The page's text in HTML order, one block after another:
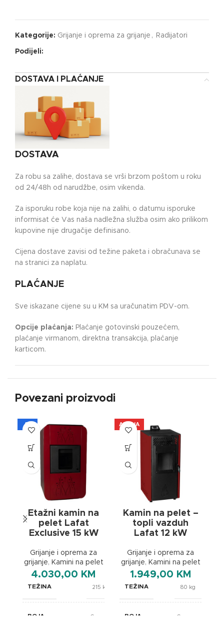
Kategorije: Grijanje i oprema za grijanje , Radijatori
Podijeli:
DOSTAVA I PLAĆANJE
DOSTAVA
Za robu sa zalihe, dostava se vrši brzom poštom u roku
od 24/48h od narudžbe, osim vikenda.
Za isporuku robe koja nije na zalihi, o datumu isporuke
informisat će Vas naša nadležna služba osim ako prilikom
kupovine nije drugačije definisano.
Cijena dostave zavisi od težine paketa i obračunava se
na stranici za naplatu.
PLAĆANJE
Sve iskazane cijene su u KM sa uračunatim PDV-om.
Opcije plaćanja: Plaćanje gotovinski pouzećem,
plaćanje virmanom, direktna transakcija, plaćanje
karticom.
Povezani proizvodi
A+
Etažni kamin na
pelet Lafat
Exclusive 15 kW
Grijanje i oprema za
grijanje, Kamini na pelet
4.030,00 KM
TEŽINA 215 kg
BOJA Crvena
AKCIJA
Kamin na pelet –
topli vazduh
Lafat 12 kW
Grijanje i oprema za
grijanje, Kamini na pelet
1.949,00 KM
TEŽINA 80 kg
BOJA Crvena